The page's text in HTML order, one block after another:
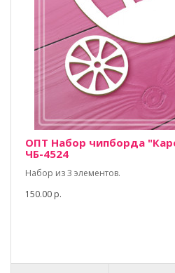
ОПТ Набор чипборда
ЧБ-4524
Набор из 3 элементов.
150.00 р.